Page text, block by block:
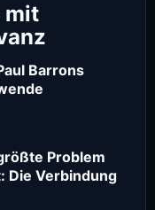
mit
Barrons
Problem
Die Verbindung